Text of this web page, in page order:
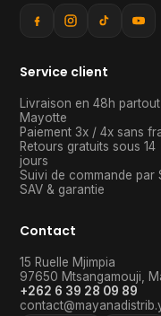
Service client
Livraison en 48h
Mayotte
Paiement 3x / 4x sans
Retours gratuits sous 14
jours
Suivi de commande par
SAV & garantie
Contact
15 Ruelle Mjimpia
97650 Mtsangamouji
+262 6 39 28 09 89